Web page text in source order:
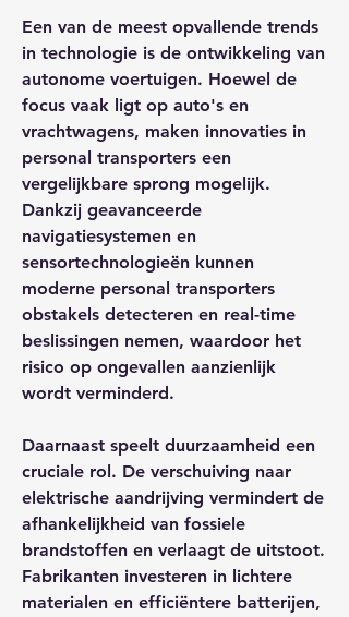
Een van de meest opvallende trends
in technologie is de ontwikkeling van
autonome voertuigen. Hoewel de
focus vaak ligt op auto's en
vrachtwagens, maken innovaties in
personal transporters een
vergelijkbare sprong mogelijk.
Dankzij geavanceerde
navigatiesystemen en
sensortechnologieën kunnen
moderne personal transporters
obstakels detecteren en real-time
beslissingen nemen, waardoor het
risico op ongevallen aanzienlijk
wordt verminderd.
Daarnaast speelt duurzaamheid een
cruciale rol. De verschuiving naar
elektrische aandrijving vermindert de
afhankelijkheid van fossiele
brandstoffen en verlaagt de uitstoot.
Fabrikanten investeren in lichtere
materialen en efficiëntere batterijen,